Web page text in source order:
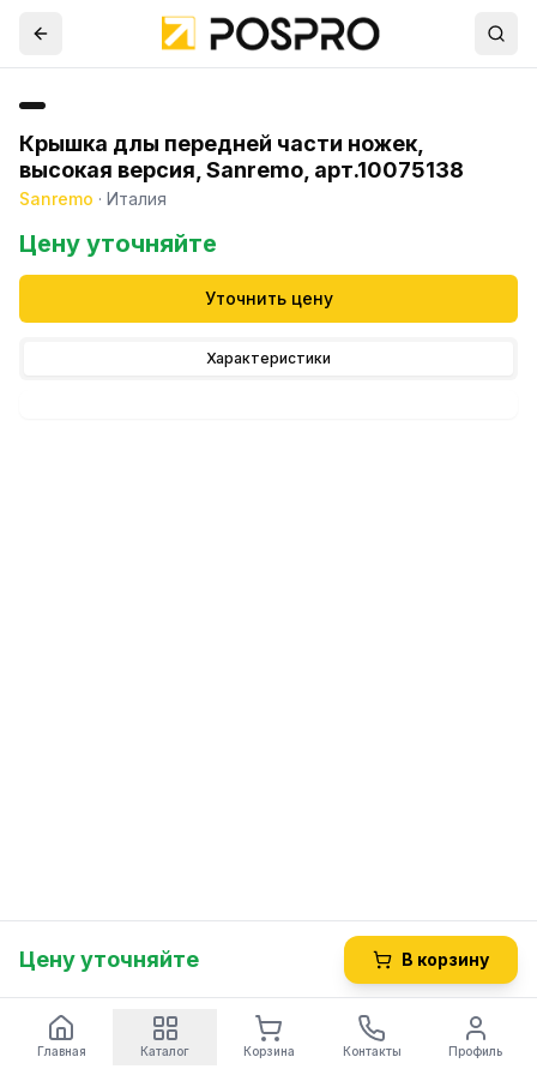
Крышка длы передней части ножек,
высокая версия, Sanremo, арт.10075138
Sanremo · Италия
Цену уточняйте
Уточнить цену
Характеристики
Цену уточняйте В корзину
Главная Каталог Корзина Контакты Профиль